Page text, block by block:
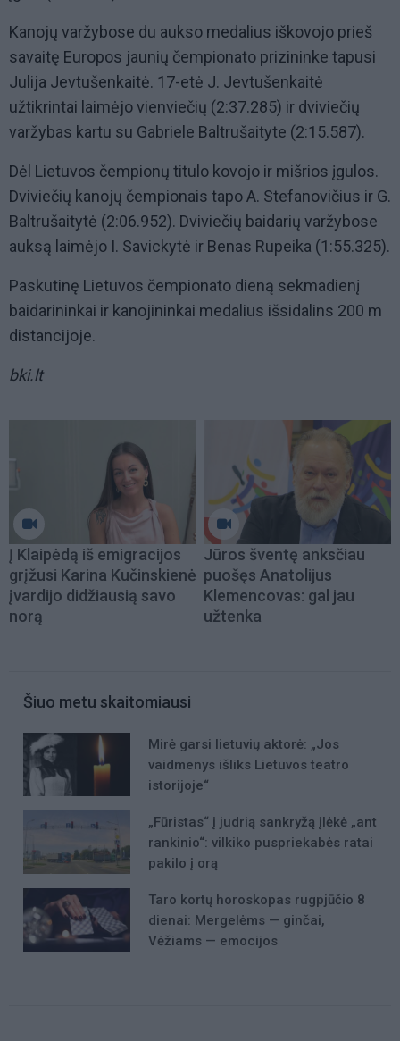
Kanojų varžybose du aukso medalius iškovojo prieš
savaitę Europos jaunių čempionato prizininke tapusi
Julija Jevtušenkaitė. 17-etė J. Jevtušenkaitė
užtikrintai laimėjo vienviečių (2:37.285) ir dviviečių
varžybas kartu su Gabriele Baltrušaityte (2:15.587).
Dėl Lietuvos čempionų titulo kovojo ir mišrios įgulos.
Dviviečių kanojų čempionais tapo A. Stefanovičius ir G.
Baltrušaitytė (2:06.952). Dviviečių baidarių varžybose
auksą laimėjo I. Savickytė ir Benas Rupeika (1:55.325).
Paskutinę Lietuvos čempionato dieną sekmadienį
baidarininkai ir kanojininkai medalius išsidalins 200 m
distancijoje.
bki.lt
Į Klaipėdą iš emigracijos
grįžusi Karina Kučinskienė
įvardijo didžiausią savo
norą
Jūros šventę anksčiau
puošęs Anatolijus
Klemencovas: gal jau
užtenka
Šiuo metu skaitomiausi
Mirė garsi lietuvių aktorė: „Jos
vaidmenys išliks Lietuvos teatro
istorijoje“
„Fūristas“ į judrią sankryžą įlėkė „ant
rankinio“: vilkiko puspriekabės ratai
pakilo į orą
Taro kortų horoskopas rugpjūčio 8
dienai: Mergelėms — ginčai,
Vėžiams — emocijos